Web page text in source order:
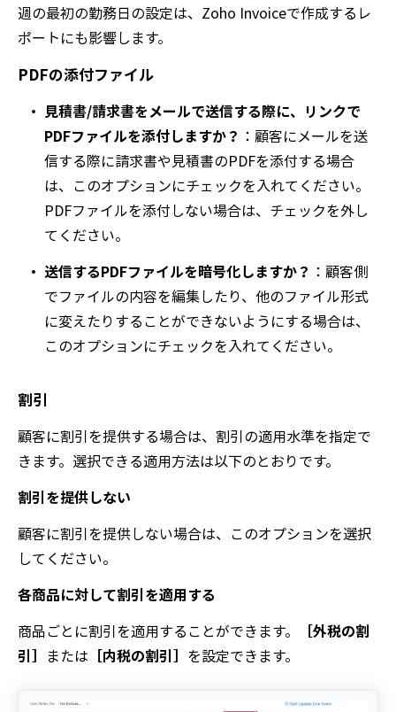
週の最初の勤務日の設定は、Zoho Invoiceで作成するレ
ポートにも影響します。
PDFの添付ファイル
見積書/請求書をメールで送信する際に、リンクで
PDFファイルを添付しますか？ ：顧客にメールを送
信する際に請求書や見積書のPDFを添付する場合
は、このオプションにチェックを入れてください。
PDFファイルを添付しない場合は、チェックを外し
てください。
送信するPDFファイルを暗号化しますか？ ：顧客側
でファイルの内容を編集したり、他のファイル形式
に変えたりすることができないようにする場合は、
このオプションにチェックを入れてください。
割引
顧客に割引を提供する場合は、割引の適用水準を指定で
きます。選択できる適用方法は以下のとおりです。
割引を提供しない
顧客に割引を提供しない場合は、このオプションを選択
してください。
各商品に対して割引を適用する
商品ごとに割引を適用することができます。
［外税の割
引］ または ［内税の割引］ を設定できます。